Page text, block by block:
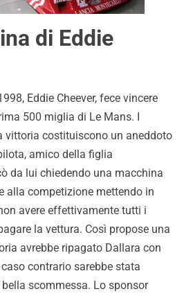
di Eddie
Eddie Cheever, fece vincere
500 miglia di Le Mans. I
vittoria costituiscono un aneddoto
amico della figlia
da lui chiedendo una macchina
alla competizione mettendo in
avere effettivamente tutti i
la vettura. Così propose una
avrebbe ripagato Dallara con
contrario sarebbe stata
scommessa. Lo sponsor